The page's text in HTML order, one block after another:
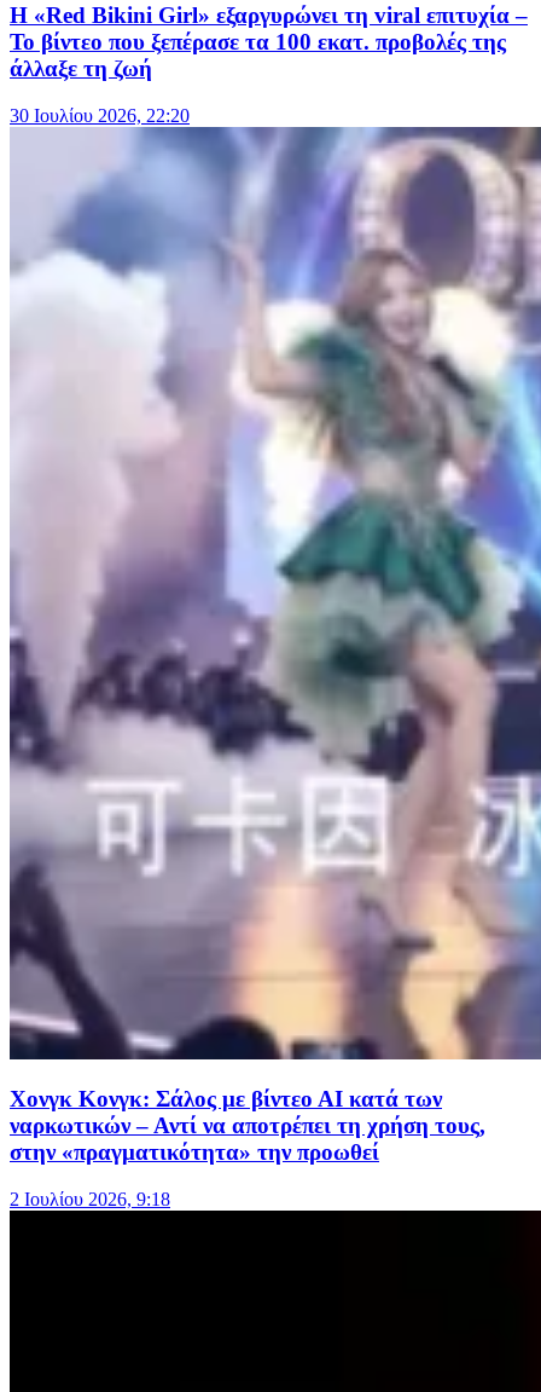
Η «Red Bikini Girl» εξαργυρώνει τη viral επιτυχία –
Το βίντεο που ξεπέρασε τα 100 εκατ. προβολές της
άλλαξε τη ζωή
30 Ιουλίου 2026, 22:20
Χονγκ Κονγκ: Σάλος με βίντεο ΑΙ κατά των
ναρκωτικών – Αντί να αποτρέπει τη χρήση τους,
στην «πραγματικότητα» την προωθεί
2 Ιουλίου 2026, 9:18